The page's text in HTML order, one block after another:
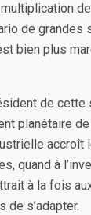
de grandes
bien plus
de cette
planétaire
accroît
quand à
à la fois
de s’adapter.